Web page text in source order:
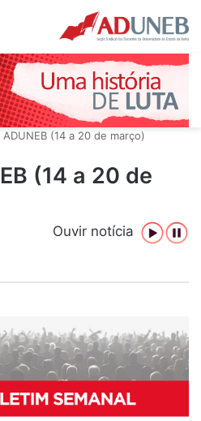
Pesquisar
ADUNEB (14 a 20 de março)
(14 a 20 de
Ouvir notícia